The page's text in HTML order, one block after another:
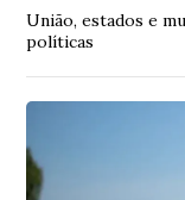
União, estados e
políticas